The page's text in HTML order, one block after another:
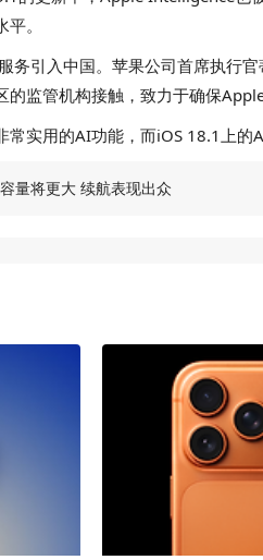
。
引入中国。苹果公司首席执行
监管机构接触，致力于确保
实用的AI功能，而iOS 18.1上
量将更大 续航表现出众